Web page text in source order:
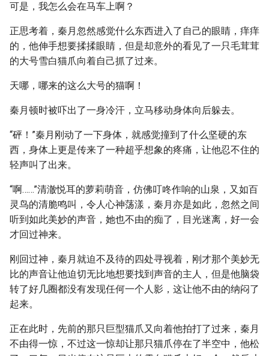
可是，我怎么会在马车上啊？
正思考着，秦月忽然感觉什么东西进入了自己的眼睛，痒痒
的，他伸手想要揉揉眼睛，但是却意外的看见了一只毛茸茸
的大号雪白猫爪向着自己抓了过来。
天哪，哪来的这么大号的猫啊！
秦月顿时被吓出了一身冷汗，立马移动身体向后躲去。
“砰！”秦月刚动了一下身体，就感觉撞到了什么坚硬的东
西，身体上更是传来了一种超乎想象的疼痛，让他忍不住的
轻声叫了出来。
“啊……”清澈悦耳的萝莉萌音，仿佛叮咚作响的山泉，又如百
灵鸟的清脆鸣叫，令人心神荡漾，秦月亦是如此，忽然之间
听到如此美妙的声音，她也不由的痴了，目光迷离，好一会
才回过神来。
刚回过神，秦月就迫不及待的四处寻视着，刚才那个美妙无
比的声音让他迫切无比地想要找到声音的主人，但是他脑袋
转了好几圈都没有发现任何一个人影，这让他不由的纳闷了
起来。
正在此时，先前的那只巨型猫爪又向着他拍打了过来，秦月
不由得一惊，不过这一惊却让那只猫爪停在了半空中，他松